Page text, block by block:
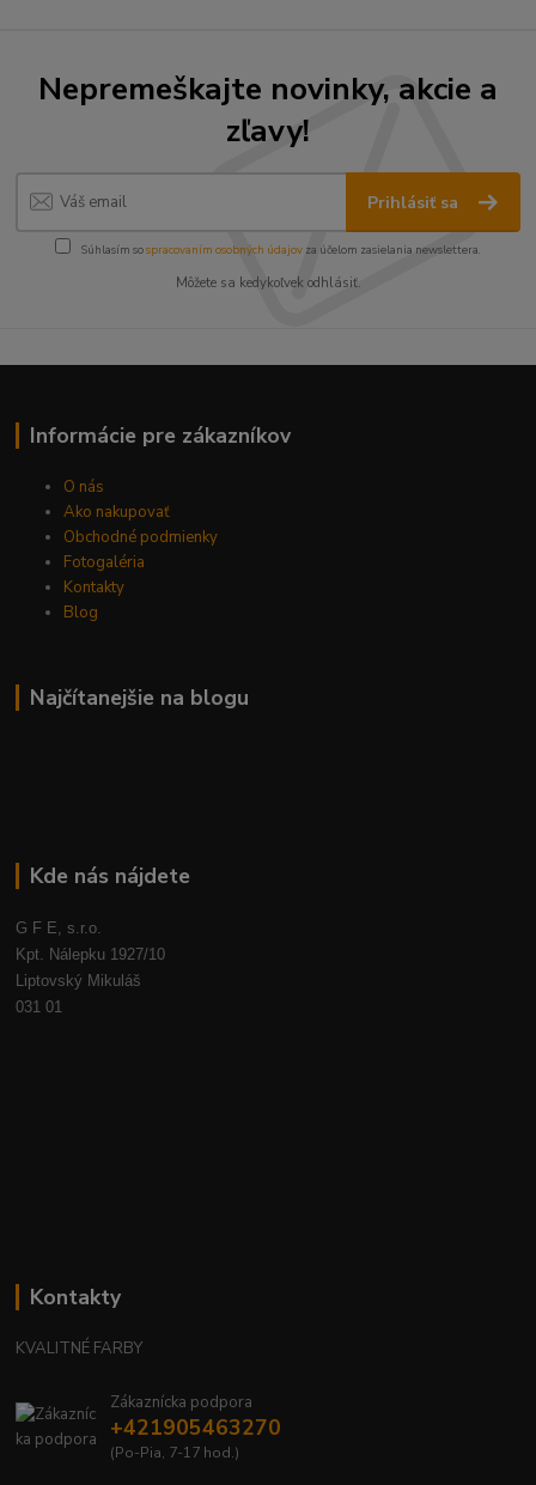
Nepremeškajte novinky, akcie a
zľavy!
Prihlásiť sa
Súhlasím sospracovaním osobných údajov za účelom zasielania newslettera.
Môžete sa kedykoľvek odhlásiť.
Informácie pre zákazníkov
O nás
Ako nakupovať
Obchodné podmienky
Fotogaléria
Kontakty
Blog
Najčítanejšie na blogu
Kde nás nájdete
G F E, s.r.o.
Kpt. Nálepku 1927/10
Liptovský Mikuláš
031 01
Kontakty
KVALITNÉ FARBY
Zákaznícka podpora
+421905463270
(Po-Pia, 7-17 hod.)